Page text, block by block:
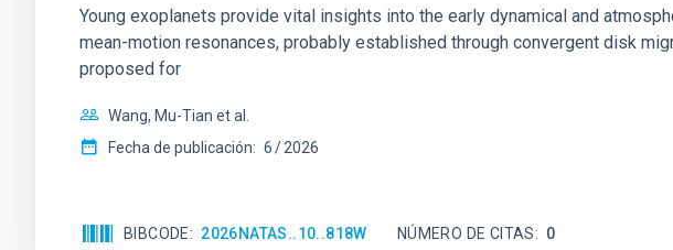
Young exoplanets provide vital insights into the early dynamical and
mean-motion resonances, probably established through convergent disk
proposed for
Wang, Mu-Tian et al.
Fecha de publicación: 6 2026
BIBCODE 2026NATAS..10..818W NÚMERO DE CITAS 0